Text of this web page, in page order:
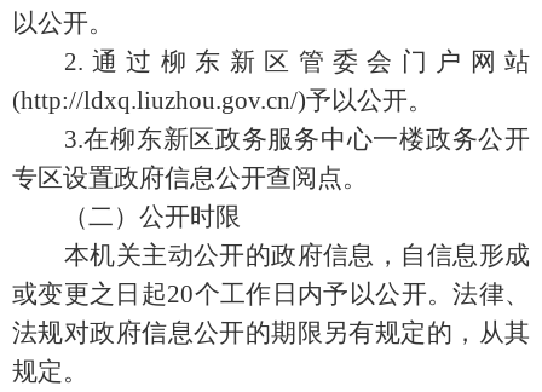
以公开。
2.通过柳东新区管委会门户网站
(http://ldxq.liuzhou.gov.cn/)予以公开。
3.在柳东新区政务服务中心一楼政务公开
专区设置政府信息公开查阅点。
（二）公开时限
本机关主动公开的政府信息，自信息形成
或变更之日起20个工作日内予以公开。法律、
法规对政府信息公开的期限另有规定的，从其
规定。